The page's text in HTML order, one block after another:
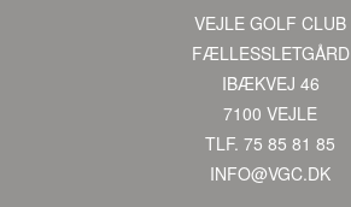
VEJLE GOLF CLUB
FÆLLESSLETGÅRD
IBÆKVEJ 46
7100 VEJLE
TLF. 75 85 81 85
INFO@VGC.DK